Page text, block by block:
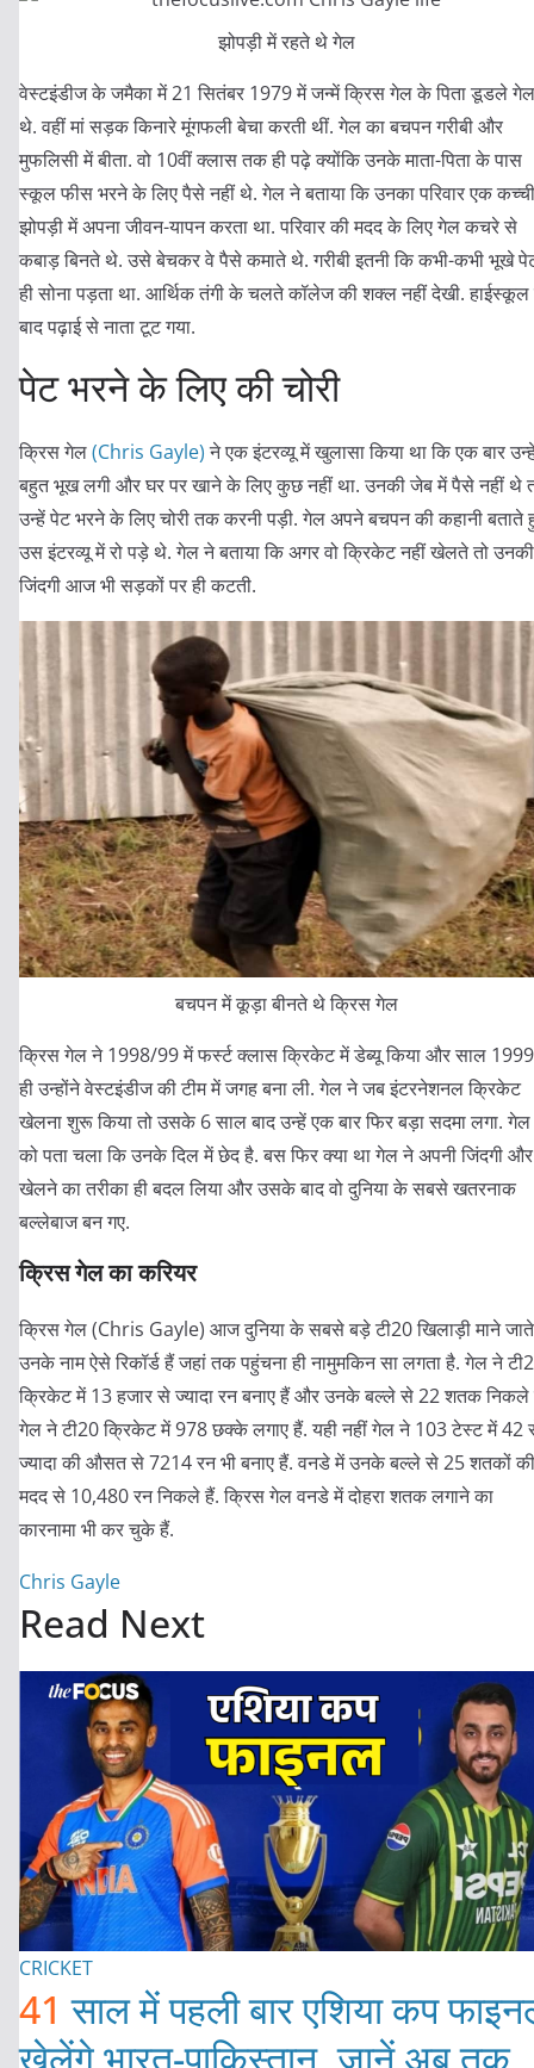
झोपड़ी में रहते थे गेल
वेस्टइंडीज के जमैका में 21 सितंबर 1979 में जन्में क्रिस गेल के पिता डूडले गेल
थे. वहीं मां सड़क किनारे मूंगफली बेचा करती थीं. गेल का बचपन गरीबी और
मुफलिसी में बीता. वो 10वीं क्लास तक ही पढ़े क्योंकि उनके माता-पिता के पास
स्कूल फीस भरने के लिए पैसे नहीं थे. गेल ने बताया कि उनका परिवार एक कच्ची
झोपड़ी में अपना जीवन-यापन करता था. परिवार की मदद के लिए गेल कचरे से
कबाड़ बिनते थे. उसे बेचकर वे पैसे कमाते थे. गरीबी इतनी कि कभी-कभी भूखे
ही सोना पड़ता था. आर्थिक तंगी के चलते कॉलेज की शक्ल नहीं देखी.
बाद पढ़ाई से नाता टूट गया.
पेट भरने के लिए की चोरी
क्रिस गेल(Chris Gayle)ने एक इंटरव्यू में खुलासा किया था कि एक बार
बहुत भूख लगी और घर पर खाने के लिए कुछ नहीं था. उनकी जेब में पैसे नहीं थे
उन्हें पेट भरने के लिए चोरी तक करनी पड़ी. गेल अपने बचपन की कहानी बताते
उस इंटरव्यू में रो पड़े थे. गेल ने बताया कि अगर वो क्रिकेट नहीं खेलते तो उनकी
जिंदगी आज भी सड़कों पर ही कटती.
बचपन में कूड़ा बीनते थे क्रिस गेल
क्रिस गेल ने 1998/99 में फर्स्ट क्लास क्रिकेट में डेब्यू किया और साल
ही उन्होंने वेस्टइंडीज की टीम में जगह बना ली. गेल ने जब इंटरनेशनल क्रिकेट
खेलना शुरू किया तो उसके 6 साल बाद उन्हें एक बार फिर बड़ा सदमा लगा. गेल
को पता चला कि उनके दिल में छेद है. बस फिर क्या था गेल ने अपनी जिंदगी और
खेलने का तरीका ही बदल लिया और उसके बाद वो दुनिया के सबसे खतरनाक
बल्लेबाज बन गए.
क्रिस गेल का करियर
क्रिस गेल (Chris Gayle) आज दुनिया के सबसे बड़े टी20 खिलाड़ी माने
उनके नाम ऐसे रिकॉर्ड हैं जहां तक पहुंचना ही नामुमकिन सा लगता है. गेल ने
क्रिकेट में 13 हजार से ज्यादा रन बनाए हैं और उनके बल्ले से 22 शतक निकले
गेल ने टी20 क्रिकेट में 978 छक्के लगाए हैं. यही नहीं गेल ने 103 टेस्ट में 42
ज्यादा की औसत से 7214 रन भी बनाए हैं. वनडे में उनके बल्ले से 25 शतकों की
मदद से 10,480 रन निकले हैं. क्रिस गेल वनडे में दोहरा शतक लगाने का
कारनामा भी कर चुके हैं.
Chris Gayle
Read Next
CRICKET
41 साल में पहली बार एशिया कप
खेलेंगे भारत-पाकिस्तान, जानें अब तक